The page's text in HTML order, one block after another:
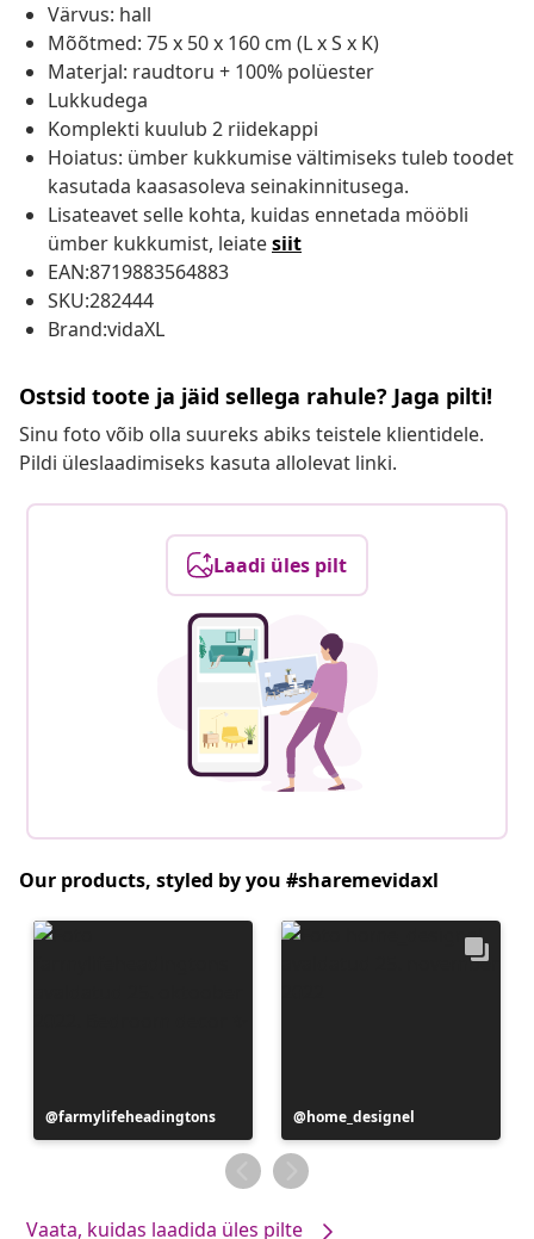
Värvus: hall
Mõõtmed: 75 x 50 x 160 cm (L x S x K)
Materjal: raudtoru + 100% polüester
Lukkudega
Komplekti kuulub 2 riidekappi
Hoiatus: ümber kukkumise vältimiseks tuleb toodet
kasutada kaasasoleva seinakinnitusega.
Lisateavet selle kohta, kuidas ennetada mööbli
ümber kukkumist, leiatesiit
EAN:8719883564883
SKU:282444
Brand:vidaXL
Ostsid toote ja jäid sellega rahule? Jaga pilti!
Sinu foto võib olla suureks abiks teistele klientidele.
Pildi üleslaadimiseks kasuta allolevat linki.
Laadi üles pilt
Our products, styled by you #sharemevidaxl
Postitus
avaldatud
farmylifeheadingtons
Postitus
avaldatud
home_designel
Vaata, kuidas laadida üles pilte